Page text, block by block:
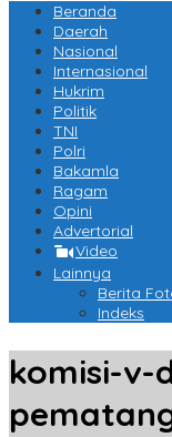
Beranda
Daerah
Nasional
Internasional
Hukrim
Politik
TNI
Polri
Bakamla
Ragam
Opini
Advertorial
Video
Lainnya
Berita
Indeks
komisi-v-